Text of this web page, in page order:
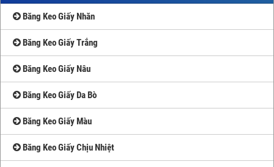
Băng Keo Giấy Nhăn
Băng Keo Giấy Trắng
Băng Keo Giấy Nâu
Băng Keo Giấy Da Bò
Băng Keo Giấy Màu
Băng Keo Giấy Chịu Nhiệt